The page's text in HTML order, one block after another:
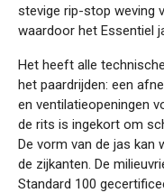
stevige rip-stop weving
waardoor het Essentiel
Het heeft alle
het paardrijden: een
en ventilatieopeningen
de rits is ingekort om
De vorm van de jas kan
de zijkanten. De
Standard 100